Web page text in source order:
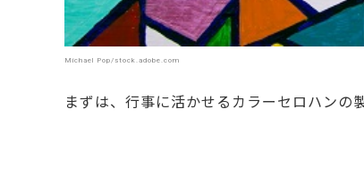
Michael Pop/stock.adobe.com
まずは、行事に活かせるカラーセロハンの